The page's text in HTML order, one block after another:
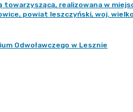
realizowana w
powiat leszczyński, woj.
Odwoławczego w Lesznie